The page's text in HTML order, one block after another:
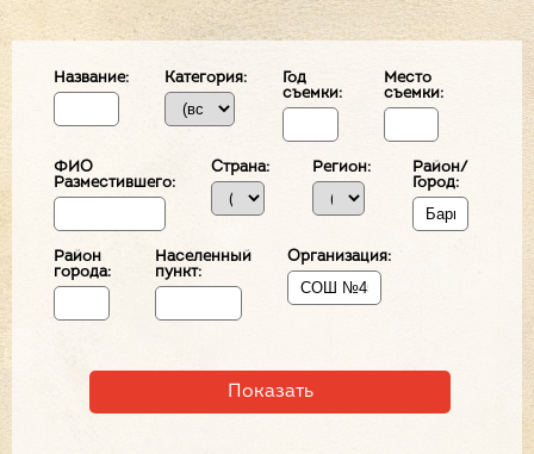
Название: Категория:
Год
съемки:
Место
съемки:
ФИО
Разместившего:
Страна: Регион:
Район/
Город:
Район
города:
Населенный
пункт:
Организация: